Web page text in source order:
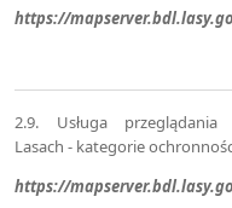
https://
2.9. Usługa
Lasach - kategorie
https://